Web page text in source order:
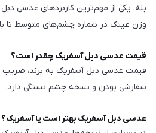
بله، یکی از مهم‌ترین کاربردهای عدسی
وزن عینک در شماره چشم‌های متوسط تا
قیمت عدسی دبل آسفریک چقدر است؟
قیمت عدسی دبل آسفریک به برند،
سفارشی بودن و نسخه چشم بستگی دارد.
عدسی دبل آسفریک بهتر است یا آسفریک؟